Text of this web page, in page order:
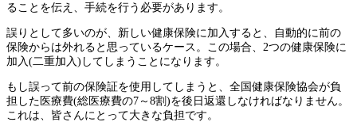
ることを伝え、手続を行う必要があります。
誤りとして多いのが、新しい健康保険に加入すると、自動的に前の
保険からは外れると思っているケース。この場合、2つの健康保険に
加入(二重加入)してしまうことになります。
もし誤って前の保険証を使用してしまうと、全国健康保険協会が負
担した医療費(総医療費の7～8割)を後日返還しなければなりません。
これは、皆さんにとって大きな負担です。